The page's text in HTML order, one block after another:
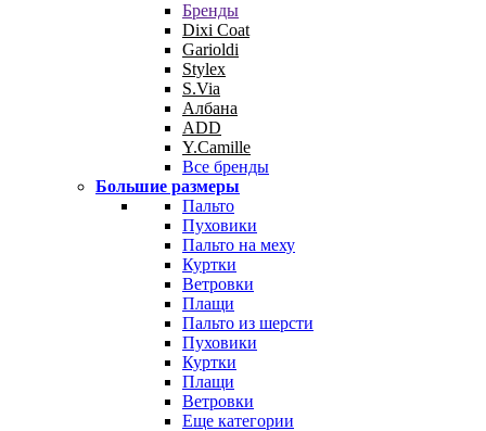
Бренды
Dixi Coat
Garioldi
Stylex
S.Via
Албана
ADD
Y.Camille
Все бренды
Большие размеры
Пальто
Пуховики
Пальто на меху
Куртки
Ветровки
Плащи
Пальто из шерсти
Пуховики
Куртки
Плащи
Ветровки
Еще категории